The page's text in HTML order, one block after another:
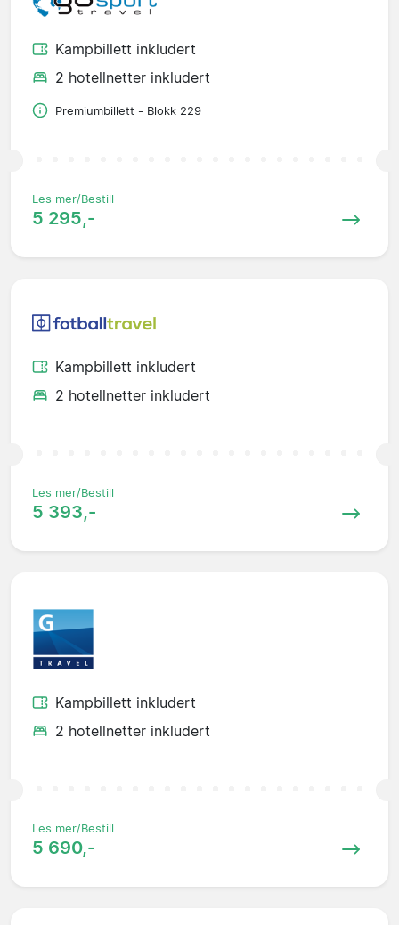
Kampbillett inkludert
2 hotellnetter inkludert
Premiumbillett - Blokk 229
Les mer/Bestill
5 295,-
Kampbillett inkludert
2 hotellnetter inkludert
Les mer/Bestill
5 393,-
Kampbillett inkludert
2 hotellnetter inkludert
Les mer/Bestill
5 690,-